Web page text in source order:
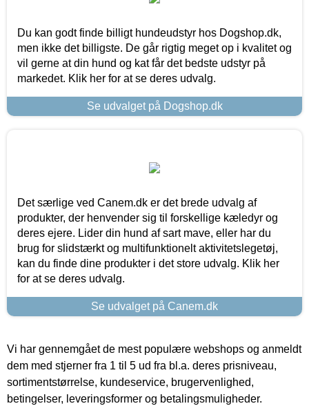
Du kan godt finde billigt hundeudstyr hos Dogshop.dk,
men ikke det billigste. De går rigtig meget op i kvalitet og
vil gerne at din hund og kat får det bedste udstyr på
markedet. Klik her for at se deres udvalg.
Se udvalget på Dogshop.dk
Det særlige ved Canem.dk er det brede udvalg af
produkter, der henvender sig til forskellige kæledyr og
deres ejere. Lider din hund af sart mave, eller har du
brug for slidstærkt og multifunktionelt aktivitetslegetøj,
kan du finde dine produkter i det store udvalg. Klik her
for at se deres udvalg.
Se udvalget på Canem.dk
Vi har gennemgået de mest populære webshops og anmeldt
dem med stjerner fra 1 til 5 ud fra bl.a. deres prisniveau,
sortimentstørrelse, kundeservice, brugervenlighed,
betingelser, leveringsformer og betalingsmuligheder.